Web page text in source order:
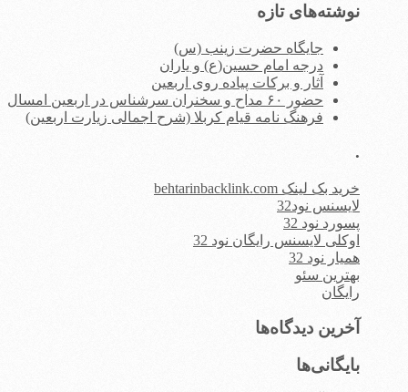
نوشته‌های تازه
جایگاه حضرت زینب (س)
درجه امام حسین(ع) و یاران
آثار و برکات پیاده روی اربعین
حضور ۶۰ مداح و سخنران سرشناس در اربعین امسال
فرهنگ نامه قیام کربلا (شرح اجمالی زیارت اربعین)
.
خرید بک لینک behtarinbacklink.com
لایسنس نود32
پسورد نود 32
اوکلی لایسنس رایگان نود 32
همیار نود 32
بهترین سئو
رایگان
آخرین دیدگاه‌ها
بایگانی‌ها